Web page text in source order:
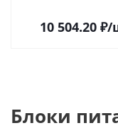
10 504.20₽/
Блоки